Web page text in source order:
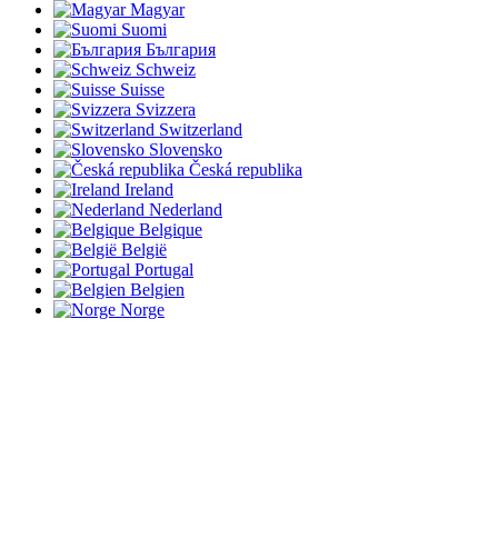
Magyar
Suomi
България
Schweiz
Suisse
Svizzera
Switzerland
Slovensko
Česká republika
Ireland
Nederland
Belgique
België
Portugal
Belgien
Norge